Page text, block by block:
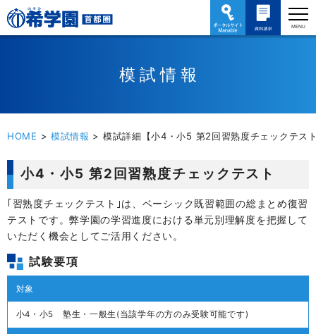
ポータルサイト
資料請求・お問い
模試情報
HOME > 模試情報 > 模試詳細【小4・小5 第2回習熟度チェックテス
小4・小5 第2回習熟度チェックテスト
｢習熟度チェックテスト｣は、ベーシック既習範囲の総まとめ復習
テストです。弊学園の学習進度における単元別理解度を把握して
いただく機会としてご活用ください。
試験要項
対象
小4・小5 塾生・一般生(当該学年の方のみ受験可能です)